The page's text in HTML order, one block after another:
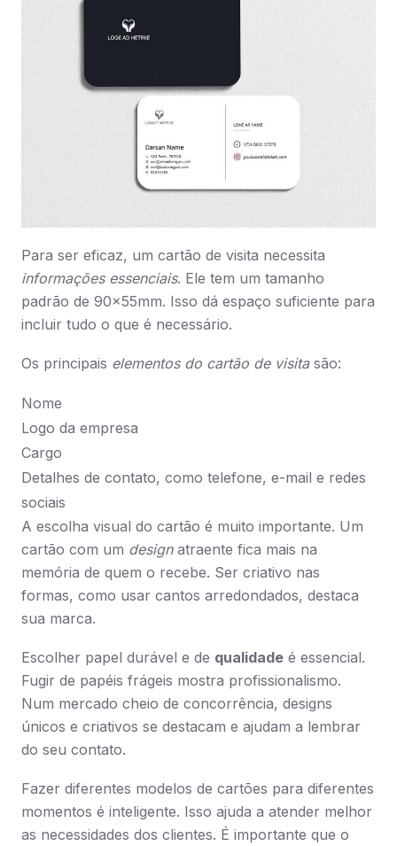
Para ser eficaz, um cartão de visita necessita
informações essenciais. Ele tem um tamanho
padrão de 90x55mm. Isso dá espaço suficiente para
incluir tudo o que é necessário.
Os principais elementos do cartão de visitasão:
Nome
Logo da empresa
Cargo
Detalhes de contato, como telefone, e-mail e redes
sociais
A escolha visual do cartão é muito importante. Um
cartão com um designatraente fica mais na
memória de quem o recebe. Ser criativo nas
formas, como usar cantos arredondados, destaca
sua marca.
Escolher papel durável e de qualidade é essencial.
Fugir de papéis frágeis mostra profissionalismo.
Num mercado cheio de concorrência, designs
únicos e criativos se destacam e ajudam a lembrar
do seu contato.
Fazer diferentes modelos de cartões para diferentes
momentos é inteligente. Isso ajuda a atender melhor
as necessidades dos clientes. É importante que o